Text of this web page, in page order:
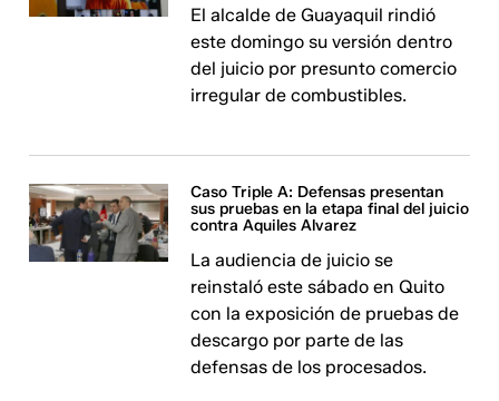
El alcalde de Guayaquil rindió
este domingo su versión dentro
del juicio por presunto comercio
irregular de combustibles.
Caso Triple A: Defensas presentan
sus pruebas en la etapa final del juicio
contra Aquiles Alvarez
La audiencia de juicio se
reinstaló este sábado en Quito
con la exposición de pruebas de
descargo por parte de las
defensas de los procesados.